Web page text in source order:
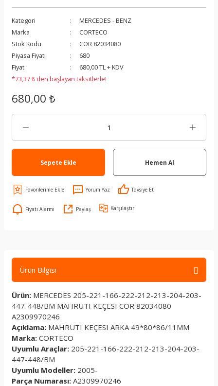
Kategori
MERCEDES - BENZ
Marka
CORTECO
Stok Kodu
COR 82034080
Piyasa Fiyatı
680
Fiyat
680,00 TL + KDV
*73,37 ₺ den başlayan taksitlerle!
680,00 ₺
Sepete Ekle Hemen Al
Yorum Yaz Tavsiye Et
Fiyatı Alarmı Paylaş Karşılaştır
Ürün Bilgisi
Ürün: MERCEDES 205-221-166-222-212-213-204-203-
447-448/BM MAHRUTI KEÇESI COR 82034080
A2309970246
Açıklama: MAHRUTI KEÇESI ARKA 49*80*86/11MM
Marka: CORTECO
Uyumlu Araçlar: 205-221-166-222-212-213-204-203-
447-448/BM
Uyumlu Modeller: 2005-
Parça Numarası: A2309970246